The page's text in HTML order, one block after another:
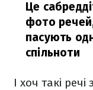
Це
фото
пасують
спільноти
І хоч такі